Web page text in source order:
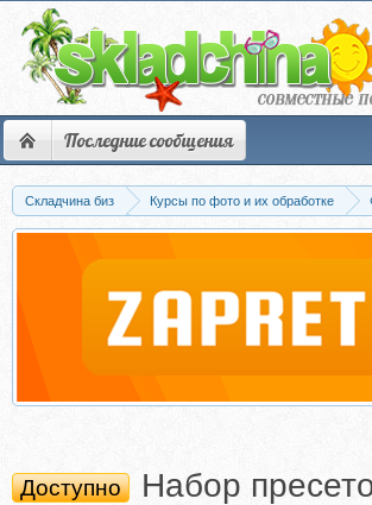
Последние сообщения
Складчина биз Курсы по фото и их обработке
Доступно Набор